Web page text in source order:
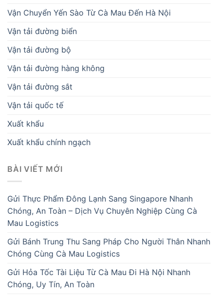
Vận Chuyển Yến Sào Từ Cà Mau Đến Hà Nội
Vận tải đường biển
Vận tải đường bộ
Vận tải đường hàng không
Vận tải đường sắt
Vận tải quốc tế
Xuất khẩu
Xuất khẩu chính ngạch
BÀI VIẾT MỚI
Gửi Thực Phẩm Đông Lạnh Sang Singapore Nhanh
Chóng, An Toàn – Dịch Vụ Chuyên Nghiệp Cùng Cà
Mau Logistics
Gửi Bánh Trung Thu Sang Pháp Cho Người Thân Nhanh
Chóng Cùng Cà Mau Logistics
Gửi Hỏa Tốc Tài Liệu Từ Cà Mau Đi Hà Nội Nhanh
Chóng, Uy Tín, An Toàn